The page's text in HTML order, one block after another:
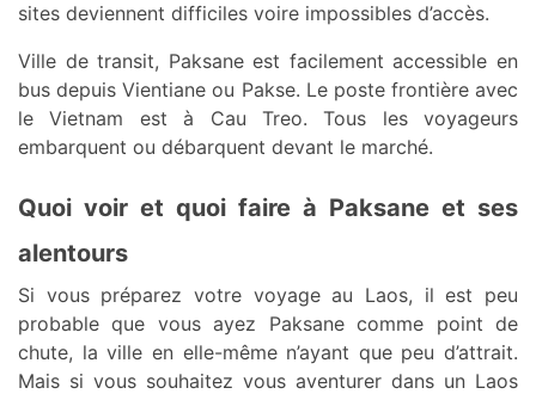
sites deviennent difficiles voire impossibles d’accès.
Ville de transit, Paksane est facilement accessible en
bus depuis Vientiane ou Pakse. Le poste frontière avec
le Vietnam est à Cau Treo. Tous les voyageurs
embarquent ou débarquent devant le marché.
Quoi voir et quoi faire à Paksane et ses
alentours
Si vous préparez votre voyage au Laos, il est peu
probable que vous ayez Paksane comme point de
chute, la ville en elle-même n’ayant que peu d’attrait.
Mais si vous souhaitez vous aventurer dans un Laos